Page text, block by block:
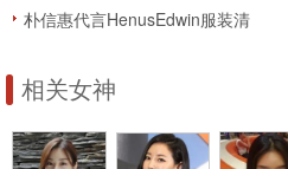
朴信惠代言HenusEdwin服装清
相关女神